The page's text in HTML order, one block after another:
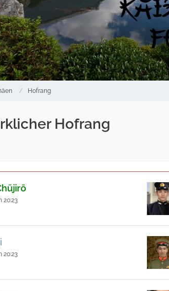
Hofrang
Hofrang
20:23
20:23